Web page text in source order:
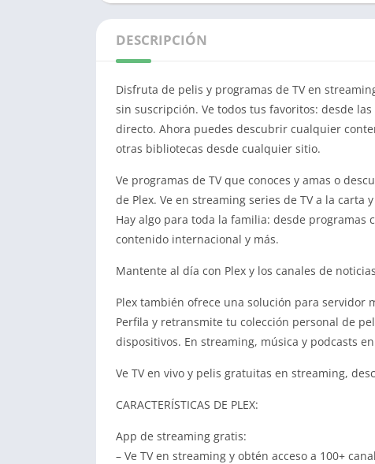
DESCRIPCIÓN
Disfruta de pelis y programas de TV en
sin suscripción. Ve todos tus favoritos: desde
directo. Ahora puedes descubrir cualquier
otras bibliotecas desde cualquier sitio.
Ve programas de TV que conoces y amas o
de Plex. Ve en streaming series de TV a la
Hay algo para toda la familia: desde
contenido internacional y más.
Mantente al día con Plex y los canales de
Plex también ofrece una solución para
Perfila y retransmite tu colección personal de
dispositivos. En streaming, música y podcasts
Ve TV en vivo y pelis gratuitas en streaming,
CARACTERÍSTICAS DE PLEX:
App de streaming gratis:
– Ve TV en streaming y obtén acceso a 100+